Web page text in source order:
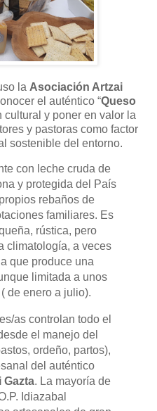
la Asociación Artzai
el auténtico “Queso
cultural y poner en valor la
y pastoras como factor
sostenible del entorno.
con leche cruda de
y protegida del País
rebaños de
familiares. Es
rústica, pero
climatología, a veces
que produce una
limitada a unos
de enero a julio).
as controlan todo el
el manejo del
ordeño, partos),
del auténtico
Gazta. La mayoría de
Idiazabal